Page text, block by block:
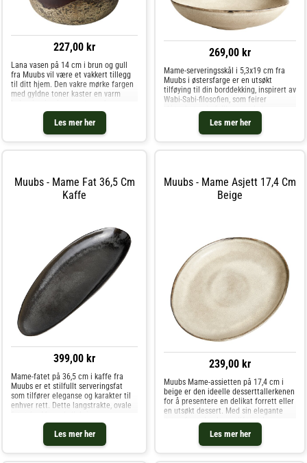
227,00 kr
Les mer her
Lana vasen på 14 cm i brun og gull
fra Muubs vil være et vakkert tillegg
til ditt hjem. Den vakre mørke fargen
med gyldne toner kaster en varm
koselig atmosfære. Denne unike
vasen kan også fungere som en lykt
269,00 kr
Les mer her
Mame-serveringsskål i 5,3x19 cm fra
Muubs i østersfarge er en utsøkt
tilføying til din borddekking, inspirert av
Wabi-Sabi-filosofien, som feirer
naturlige former.Skålen er belagt med
en elegant østers-glasur som gir e
Muubs - Mame Fat 36,5 Cm
Kaffe
399,00 kr
Les mer her
Mame-fatet på 36,5 cm i kaffe fra
Muubs er et stilfullt serveringsfat
som tilfører eleganse og karakter til
enhver rett. Dette langstrakte, ovale
perfekt for å presentere tapas, sushi,
sjokolade eller småkaker på en måt
Muubs - Mame Asjett 17,4 Cm
Beige
239,00 kr
Les mer her
Muubs Mame-assietten på 17,4 cm i
beige er den ideelle desserttallerkenen
for å presentere en delikat forrett eller
en utsøkt dessert. Med sin elegante
snev av sofistikert eleganse til ethvert
måltid, og gjør mato